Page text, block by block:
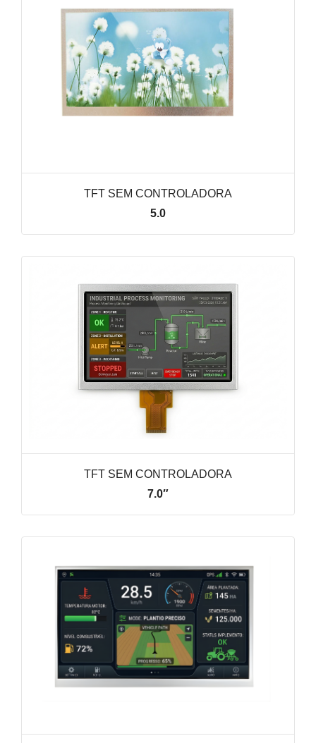
TFT SEM CONTROLADORA
5.0
TFT SEM CONTROLADORA
7.0″